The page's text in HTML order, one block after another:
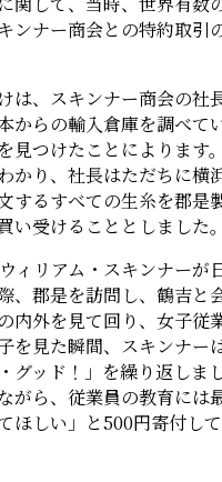
ンナー商会との特約取引
は、スキンナー商会の社
からの輸入倉庫を調べて
見つけたことによります
かり、社長はただちに横
するすべての生糸を郡是
い受けることとしました。
ィリアム・スキンナーが
、郡是を訪問し、鶴吉と
内外を見て回り、女子従
を見た瞬間、スキンナー
グッド！」を繰り返しま
がら、従業員の教育には
ほしい」と500円寄付し